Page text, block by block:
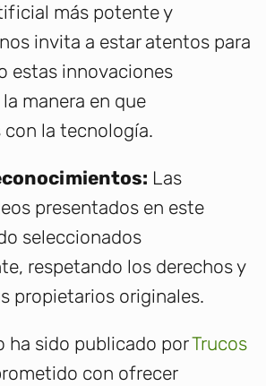
más potente y
invita a estar atentos para
estas innovaciones
manera en que
la tecnología.
Las
presentados en este
seleccionados
respetando los derechos y
propietarios originales.
ha sido publicado porTrucos
con ofrecer